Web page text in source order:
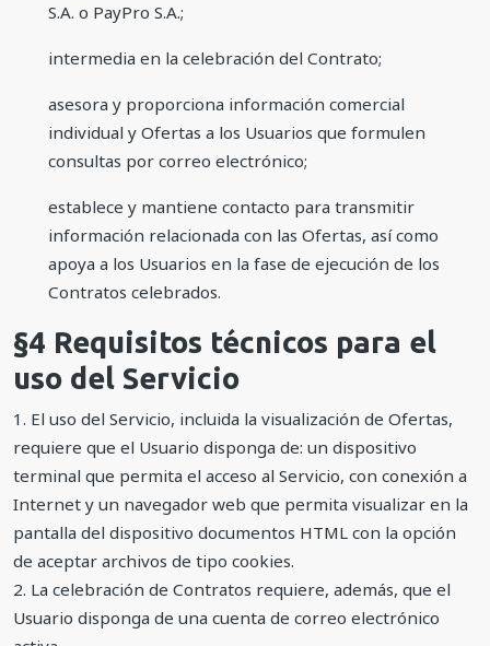
S.A. o PayPro S.A.;
intermedia en la celebración del Contrato;
asesora y proporciona información comercial
individual y Ofertas a los Usuarios que formulen
consultas por correo electrónico;
establece y mantiene contacto para transmitir
información relacionada con las Ofertas, así como
apoya a los Usuarios en la fase de ejecución de los
Contratos celebrados.
§4 Requisitos técnicos para el
uso del Servicio
1. El uso del Servicio, incluida la visualización de Ofertas,
requiere que el Usuario disponga de: un dispositivo
terminal que permita el acceso al Servicio, con conexión a
Internet y un navegador web que permita visualizar en la
pantalla del dispositivo documentos HTML con la opción
de aceptar archivos de tipo cookies.
2. La celebración de Contratos requiere, además, que el
Usuario disponga de una cuenta de correo electrónico